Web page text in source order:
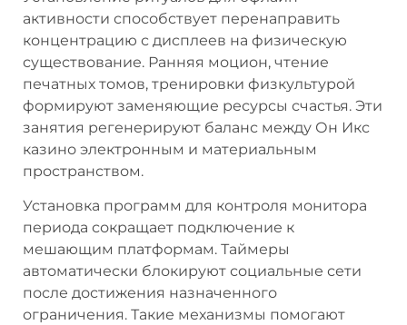
активности способствует перенаправить
концентрацию с дисплеев на физическую
существование. Ранняя моцион, чтение
печатных томов, тренировки физкультурой
формируют заменяющие ресурсы счастья. Эти
занятия регенерируют баланс между Он Икс
казино электронным и материальным
пространством.
Установка программ для контроля монитора
периода сокращает подключение к
мешающим платформам. Таймеры
автоматически блокируют социальные сети
после достижения назначенного
ограничения. Такие механизмы помогают